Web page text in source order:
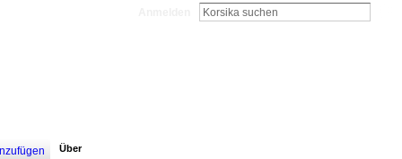
Über